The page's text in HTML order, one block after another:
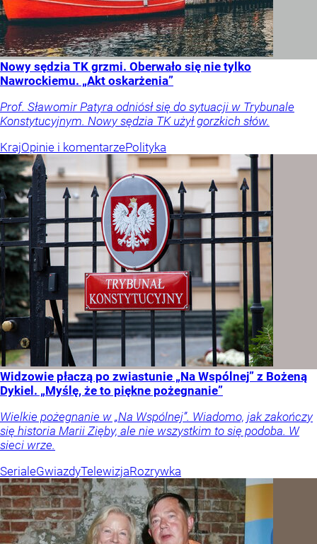
Nowy sędzia TK grzmi. Oberwało się nie tylko
Nawrockiemu. „Akt oskarżenia”
Prof. Sławomir Patyra odniósł się do sytuacji w Trybunale
Konstytucyjnym. Nowy sędzia TK użył gorzkich słów.
KrajOpinie i komentarzePolityka
Widzowie płaczą po zwiastunie „Na Wspólnej” z Bożeną
Dykiel. „Myślę, że to piękne pożegnanie”
Wielkie pożegnanie w „Na Wspólnej”. Wiadomo, jak zakończy
się historia Marii Zięby, ale nie wszystkim to się podoba. W
sieci wrze.
SerialeGwiazdyTelewizjaRozrywka